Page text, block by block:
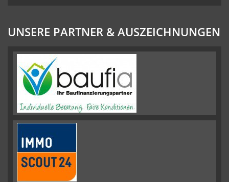
UNSERE PARTNER & AUSZEICHNUNGEN